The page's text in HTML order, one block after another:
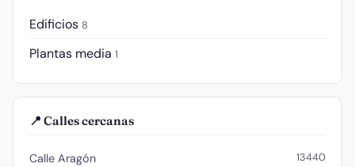
Edificios 8
Plantas media 1
📍 Calles cercanas
Calle Aragón 13440